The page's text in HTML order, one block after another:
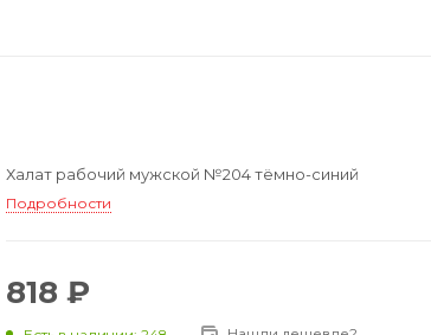
Халат рабочий мужской №204 тёмно-синий
Подробности
818 ₽